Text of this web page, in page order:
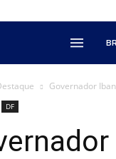
Governador
DF